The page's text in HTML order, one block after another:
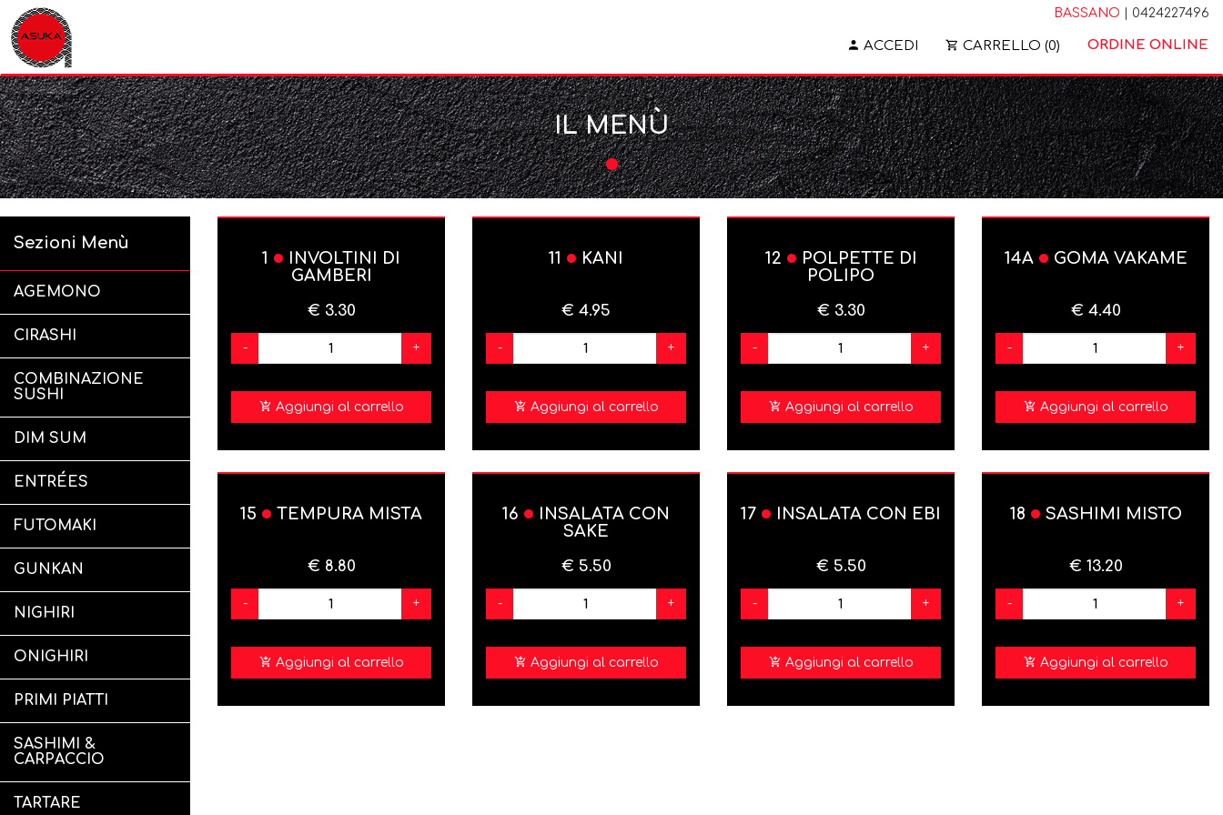
ACCEDI CARRELLO (0) ORDINE ONLINE
BASSANO | 0424227496
IL MENÙ
Sezioni Menù
AGEMONO
CIRASHI
COMBINAZIONE
SUSHI
DIM SUM
ENTRÉES
FUTOMAKI
GUNKAN
NIGHIRI
ONIGHIRI
PRIMI PIATTI
SASHIMI &
CARPACCIO
TARTARE
1
INVOLTINI DI
GAMBERI
€ 3.30
- +
Aggiungi al carrello
11 KANI
€ 4.95
- +
Aggiungi al carrello
12
POLPETTE DI
POLIPO
€ 3.30
- +
Aggiungi al carrello
14A GOMA VAKAME
€ 4.40
- +
Aggiungi al carrello
15 TEMPURA MISTA
€ 8.80
- +
Aggiungi al carrello
16
INSALATA CON
SAKE
€ 5.50
- +
Aggiungi al carrello
17 INSALATA CON EBI
€ 5.50
- +
Aggiungi al carrello
18 SASHIMI MISTO
€ 13.20
- +
Aggiungi al carrello